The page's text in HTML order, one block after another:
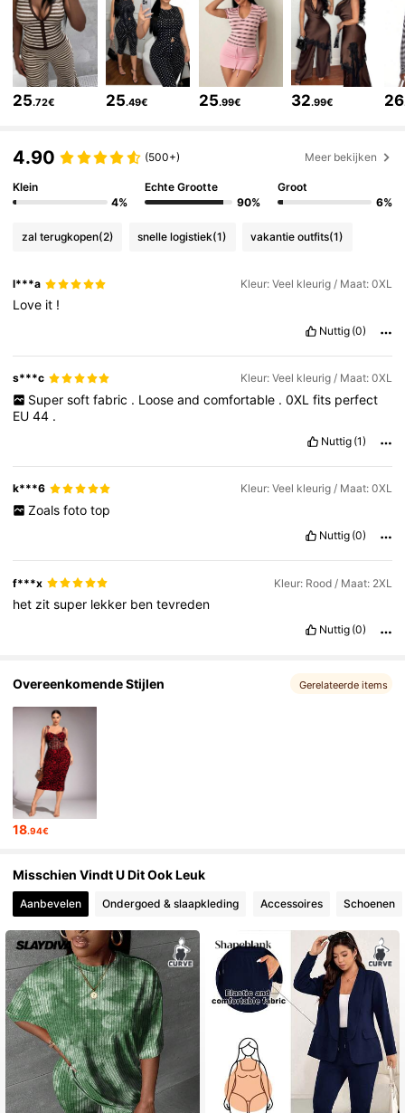
4.84 449K Volgers
4.84 449K Volgers
449K Volgers
449K Volgers
25.72€ 25.49€ 25.99€ 32.99€ 26
4.90 (500+) Meer bekijken
Klein
4%
Echte Grootte
90%
Groot
6%
zal terugkopen(2) snelle logistiek(1) vakantie outfits(1)
l***a Kleur: Veel kleurig / Maat: 0XL
Love it !
Nuttig (0)
s***c Kleur: Veel kleurig / Maat: 0XL
Super soft fabric . Loose and comfortable . 0XL fits perfect
EU44 .
Nuttig (1)
k***6 Kleur: Veel kleurig / Maat: 0XL
Zoals foto top
Nuttig (0)
f***x Kleur: Rood / Maat: 2XL
het zitsuper lekker bentevreden
Nuttig (0)
Overeenkomende Stijlen Gerelateerde items
18.94€
Misschien Vindt U Dit Ook Leuk
Aanbevelen Ondergoed & slaapkleding Accessoires Schoenen